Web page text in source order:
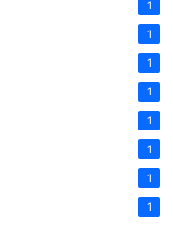
1
1
1
1
1
1
1
1